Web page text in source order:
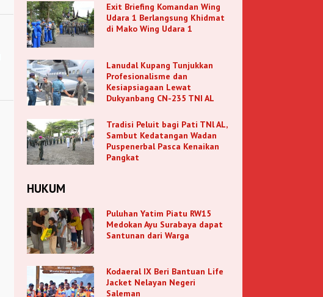
Exit Briefing Komandan Wing
Udara 1 Berlangsung Khidmat
di Mako Wing Udara 1
Lanudal Kupang Tunjukkan
Profesionalisme dan
Kesiapsiagaan Lewat
Dukyanbang CN-235 TNI AL
Tradisi Peluit bagi Pati TNl AL,
Sambut Kedatangan Wadan
Puspenerbal Pasca Kenaikan
Pangkat
HUKUM
Puluhan Yatim Piatu RW15
Medokan Ayu Surabaya dapat
Santunan dari Warga
Kodaeral IX Beri Bantuan Life
Jacket Nelayan Negeri
Saleman